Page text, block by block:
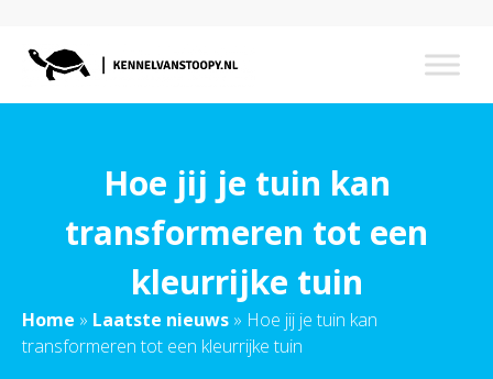
Hoe jij je tuin kan
transformeren tot een
kleurrijke tuin
Home » Laatste nieuws » Hoe jij je tuin kan
transformeren tot een kleurrijke tuin